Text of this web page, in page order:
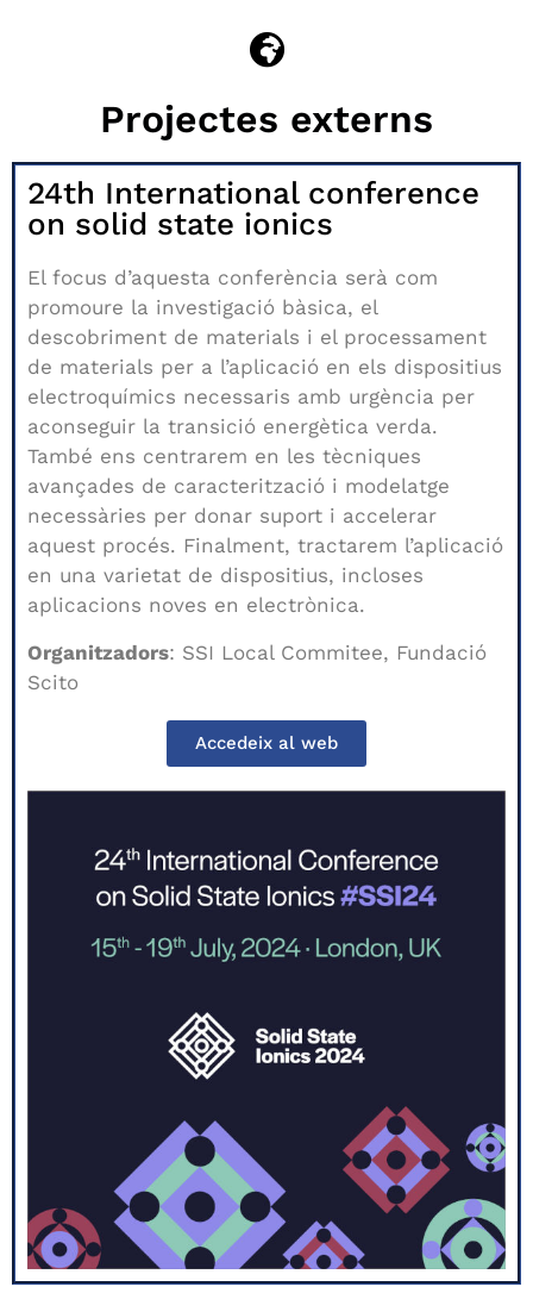
Projectes externs
24th International conference
on solid state ionics
El focus d’aquesta conferència serà com
promoure la investigació bàsica, el
descobriment de materials i el processament
de materials per a l’aplicació en els dispositius
electroquímics necessaris amb urgència per
aconseguir la transició energètica verda.
També ens centrarem en les tècniques
avançades de caracterització i modelatge
necessàries per donar suport i accelerar
aquest procés. Finalment, tractarem l’aplicació
en una varietat de dispositius, incloses
aplicacions noves en electrònica.
Organitzadors: SSI Local Commitee, Fundació
Scito
Accedeix al web